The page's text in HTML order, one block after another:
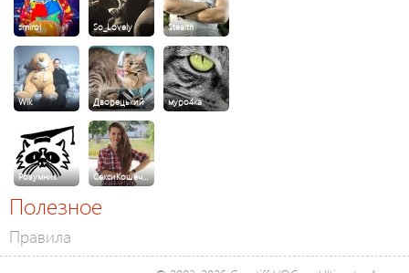
smirol So_Lovely Stealth
Wik Дворецький муро4ка
Розумник СексиКошеч…
Полезное
Правила